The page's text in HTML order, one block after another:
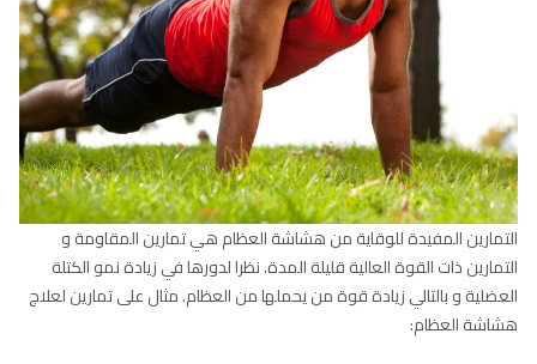
التمارين المفيدة للوقاية من هشاشة العظام هي تمارين المقاومة و
التمارين ذات القوة العالية قليلة المدة. نظرا لدورها في زيادة نمو الكتلة
العضلية و بالتالي زيادة قوة من يحملها من العظام. مثال على تمارين لعلاج
هشاشة العظام: